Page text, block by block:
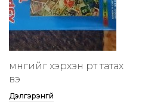
мөнгийг хэрхэн өөртөө татах
вэ
Дэлгэрэнгүй